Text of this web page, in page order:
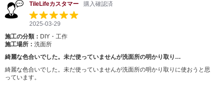
TileLifeカスタマー 購入確認済
2025-03-29
施工の分類： DIY・工作
施工場所： 洗面所
綺麗な色合いでした。未だ使っていませんが洗面所の明かり取り…
綺麗な色合いでした。未だ使っていませんが洗面所の明かり取りに使おうと思
っています。